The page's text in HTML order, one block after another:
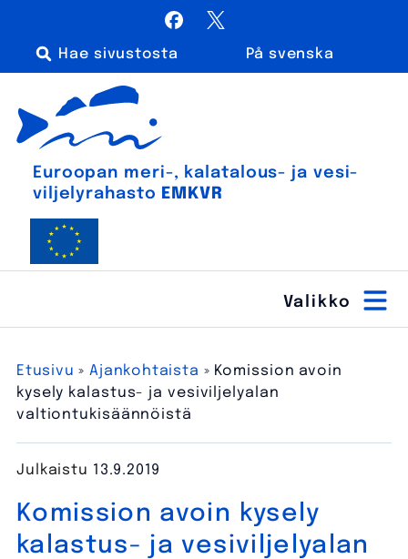
Facebook
På svenska
Haku:
Euroopan meri-, kalatalous- ja vesiviljelyrahasto
Euroopan meri-, kala­talous- ja vesi­
viljely­rahasto
EMKVR
Etusivu »Ajankohtaista » Komission avoin
kysely kalastus- ja vesiviljelyalan
valtiontukisäännöistä
Komission avoin kysely
kalastus- ja vesiviljelyalan
Julkaistu 13.9.2019